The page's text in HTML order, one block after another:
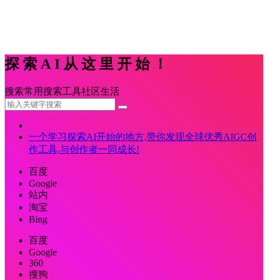
探索AI从这里开始！
搜索常用搜索工具社区生活
一个学习探索AI开始的地方,带你发现全球优秀AIGC创
作工具,与创作者一同成长!
百度
Google
站内
淘宝
Bing
百度
Google
360
搜狗